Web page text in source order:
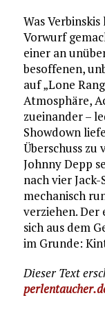
Was
Vorwurf
einer an
besoffenen,
auf „Lone
Atmosphäre,
zueinander –
Showdown
Überschuss zu
Johnny Depp
nach vier
mechanisch
verziehen. Der
sich aus dem
im Grunde:
Dieser Text